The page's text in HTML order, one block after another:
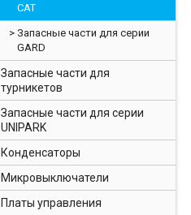
CAT
Запасные части для серии
GARD
Запасные части для
турникетов
Запасные части для серии
UNIPARK
Конденсаторы
Микровыключатели
Платы управления